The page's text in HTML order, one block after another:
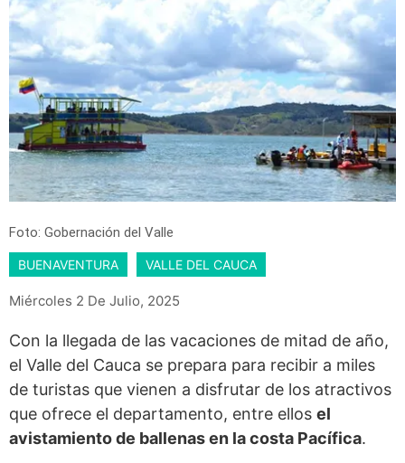
Foto: Gobernación del Valle
BUENAVENTURA VALLE DEL CAUCA
Miércoles 2 De Julio, 2025
Con la llegada de las vacaciones de mitad de año,
el Valle del Cauca se prepara para recibir a miles
de turistas que vienen a disfrutar de los atractivos
que ofrece el departamento, entre ellos el
avistamiento de ballenas en la costa Pacífica.